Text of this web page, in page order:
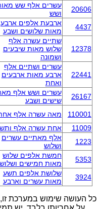
20606
עשרים אלף שש
ושש
4437
ארבעת אלפים ארבע
מאות שלושים ושבע
12378
שתיים עשרה אלף
שלוש מאות שיבעים
ושמונה
22441
עשרים ושתיים אלף
ארבע מאות ארבעים
ואחת
26167
עשרים ושש אלף
שישים ושבע
110001
מאה עשרה אלף
11009
אחת עשרה אלף
1223
אלף מאתיים עשרים
ושלוש
5353
חמשת אלפים שלוש
מאות חמישים ושלוש
3924
שלושת אלפים תשע
מאות עשרים וארבע
כל העושה שימוש במערכת